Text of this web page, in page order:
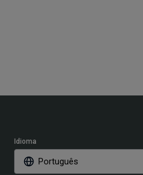
Idioma
Português